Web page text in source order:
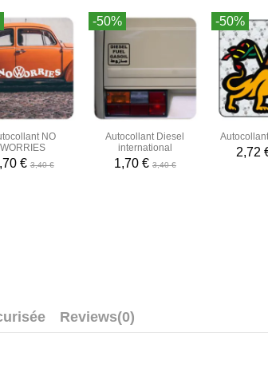
NO
WORRIES
€3,40 €
-50%
Autocollant Diesel
international
1,70 € 3,40 €
-50%
2,72
Reviews(0)